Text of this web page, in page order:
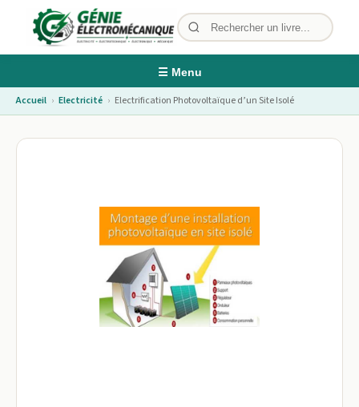
☰ Menu
Accueil › Electricité › Electrification Photovoltaïque d’un Site Isolé